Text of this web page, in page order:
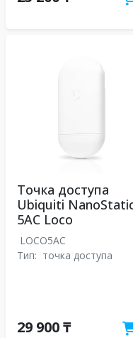
Точка доступа
Ubiquiti
5AC Loco
LOCO5AC
Тип: точка доступа
29 900 ₸